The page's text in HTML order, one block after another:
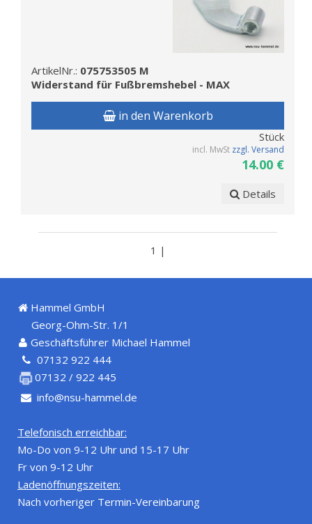
ArtikelNr.: 075753505 M
Widerstand für Fußbremshebel - MAX
in den Warenkorb
Stück
incl. MwSt zzgl. Versand
14.00 €
Details
1 |
Hammel GmbH
Georg-Ohm-Str. 1/1
Geschäftsführer Michael Hammel
07132 922 444
07132 / 922 445
info@nsu-hammel.de
Telefonisch erreichbar:
Mo-Do von 9-12 Uhr und 15-17 Uhr
Fr von 9-12 Uhr
Ladenöffnungszeiten:
Nach vorheriger Termin-Vereinbarung